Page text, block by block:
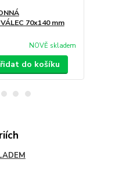
70x140 mm
NOVĚ skladem
do košíku